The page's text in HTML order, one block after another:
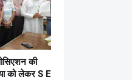
की
को लेकर S E